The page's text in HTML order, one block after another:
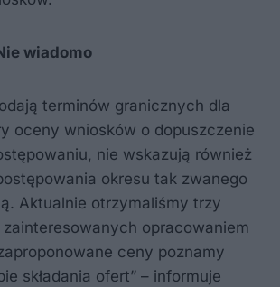
wiadomo
terminów granicznych dla
oceny wniosków o dopuszczenie
nie wskazują również
okresu tak zwanego
Aktualnie otrzymaliśmy trzy
opracowaniem
ceny poznamy
składania ofert” – informuje